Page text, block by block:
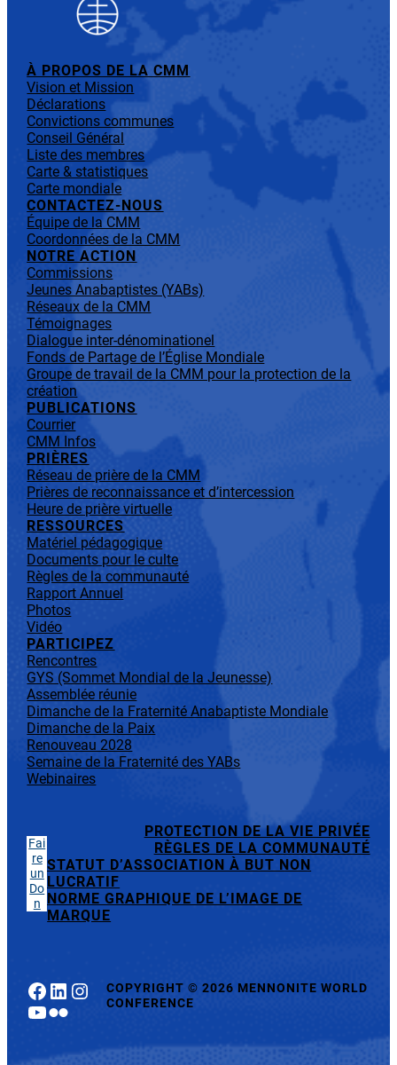
À PROPOS DE LA CMM
Vision et Mission
Déclarations
Convictions communes
Conseil Général
Liste des membres
Carte & statistiques
Carte mondiale
CONTACTEZ-NOUS
Équipe de la CMM
Coordonnées de la CMM
NOTRE ACTION
Commissions
Jeunes Anabaptistes (YABs)
Réseaux de la CMM
Témoignages
Dialogue inter-dénominationel
Fonds de Partage de l’Église Mondiale
Groupe de travail de la CMM pour la protection de la
création
PUBLICATIONS
Courrier
CMM Infos
PRIÈRES
Réseau de prière de la CMM
Prières de reconnaissance et d’intercession
Heure de prière virtuelle
RESSOURCES
Matériel pédagogique
Documents pour le culte
Règles de la communauté
Rapport Annuel
Photos
Vidéo
PARTICIPEZ
Rencontres
GYS (Sommet Mondial de la Jeunesse)
Assemblée réunie
Dimanche de la Fraternité Anabaptiste Mondiale
Dimanche de la Paix
Renouveau 2028
Semaine de la Fraternité des YABs
Webinaires
Fai
re
un
Do
n
PROTECTION DE LA VIE PRIVÉE
RÈGLES DE LA COMMUNAUTÉ
STATUT D’ASSOCIATION À BUT NON
LUCRATIF
NORME GRAPHIQUE DE L’IMAGE DE
MARQUE
Facebook
LinkedIn
Instagram
YouTube
Flickr
COPYRIGHT© 2026 MENNONITE WORLD
CONFERENCE